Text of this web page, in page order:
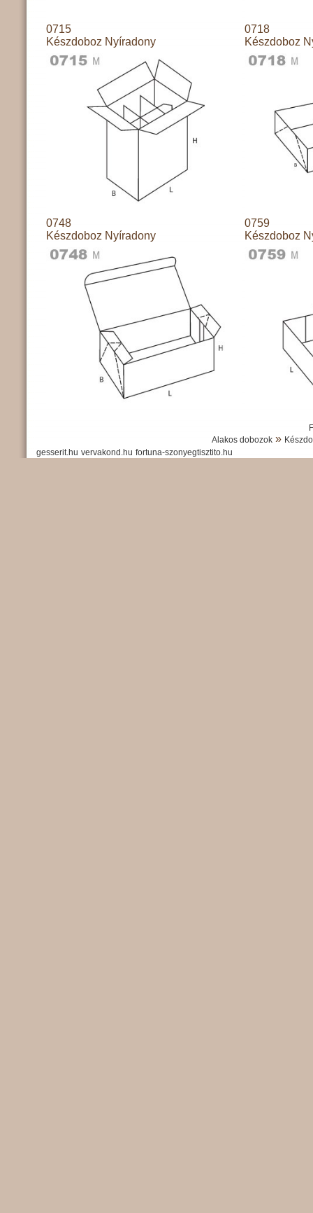
0715
Készdoboz Nyíradony
0718
Készdoboz
0748
Készdoboz Nyíradony
0759
Készdoboz
Alakos dobozok»
gesserit.hu vervakond.hu fortuna-szonyegtisztito.hu